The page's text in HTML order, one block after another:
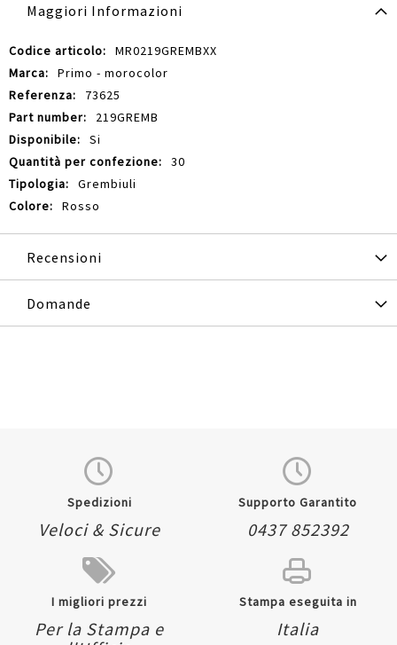
Maggiori Informazioni
Maggiori
Informazioni
MR0219GREMBXX
Primo - morocolor
73625
219GREMB
Si
30
Grembiuli
Rosso
Recensioni
Domande
Spedizioni
Veloci & Sicure
Supporto Garantito
0437 852392
I migliori prezzi
Per la Stampa e
Stampa eseguita in
Italia